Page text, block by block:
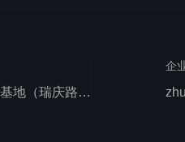
上海张江医疗器械产业基地（瑞庆路528号）
企